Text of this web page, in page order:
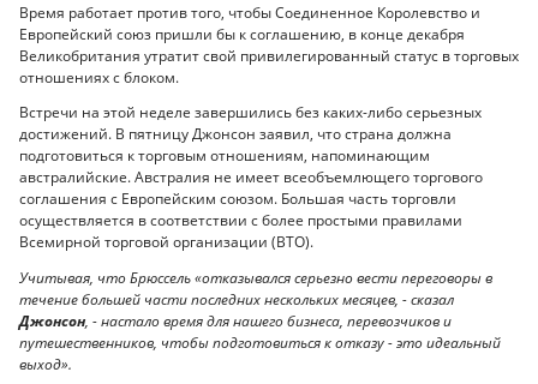
Время работает против того, чтобы Соединенное Королевство и
Европейский союз пришли бы к соглашению, в конце декабря
Великобритания утратит свой привилегированный статус в торговых
отношениях с блоком.
Встречи на этой неделе завершились без каких-либо серьезных
достижений. В пятницу Джонсон заявил, что страна должна
подготовиться к торговым отношениям, напоминающим
австралийские. Австралия не имеет всеобъемлющего торгового
соглашения с Европейским союзом. Большая часть торговли
осуществляется в соответствии с более простыми правилами
Всемирной торговой организации (ВТО).
Учитывая, что Брюссель «отказывался серьезно вести переговоры в
течение большей части последних нескольких месяцев, - сказал
Джонсон, - настало время для нашего бизнеса, перевозчиков и
путешественников, чтобы подготовиться к отказу - это идеальный
выход».